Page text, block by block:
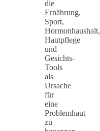
die
Ernährung,
Sport,
Hormonhaushalt,
Hautpflege
und
Gesichts-
Tools
als
Ursache
für
eine
Problemhaut
zu